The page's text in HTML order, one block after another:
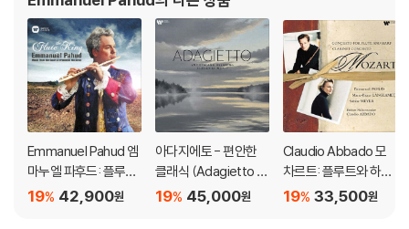
이노 등 12개의 주요 국제 콩쿠르 중
Emmanuel Pahud 엠
마누엘 파후드: 플루트
의 왕 (The Flute Kin
42,900원
19%
아다지에토 - 편안한
클래식 (Adagietto -
Smooth & Relaxing
45,000원
19%
Claudio Abbado 모
차르트: 플루트와 하프
를 위한 협주곡, 클라리
33,500원
19%